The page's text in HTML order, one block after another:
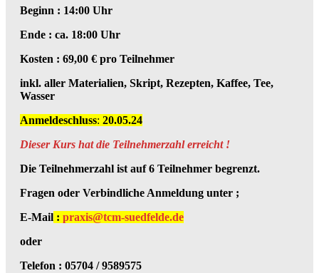
Beginn : 14:00 Uhr
Ende : ca. 18:00 Uhr
Kosten : 69,00 € pro Teilnehmer
inkl. aller Materialien, Skript, Rezepten, Kaffee, Tee,
Wasser
Anmeldeschluss: 20.05.24
Dieser Kurs hat die Teilnehmerzahl erreicht !
Die Teilnehmerzahl ist auf 6 Teilnehmer begrenzt.
Fragen oder Verbindliche Anmeldung unter ;
E-Mail : praxis@tcm-suedfelde.de
oder
Telefon : 05704 / 9589575